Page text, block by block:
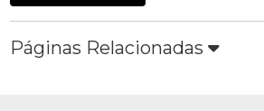
Páginas Relacionadas